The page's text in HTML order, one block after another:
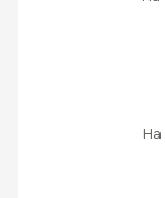
На